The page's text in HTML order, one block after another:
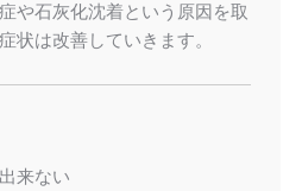
や石灰化沈着という原因を取
状は改善していきます。
来ない